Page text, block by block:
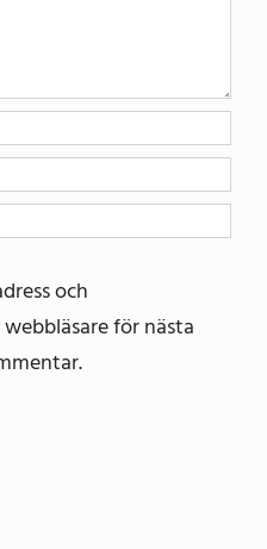
och
för nästa